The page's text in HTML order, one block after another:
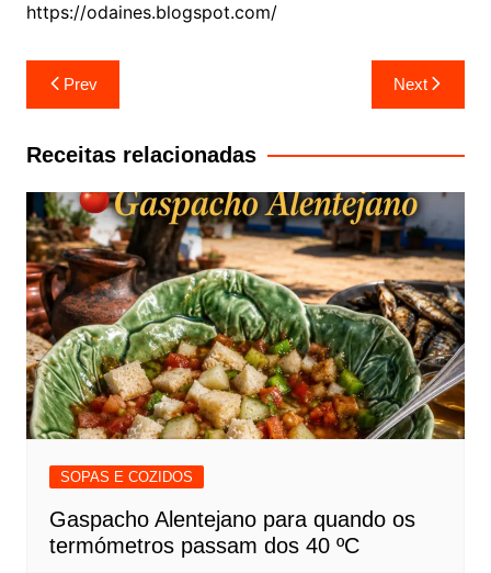
https://odaines.blogspot.com/
Navegação
de
artigos
Prev Next
Receitas relacionadas
SOPAS E COZIDOS
Gaspacho Alentejano para quando os
termómetros passam dos 40 ºC